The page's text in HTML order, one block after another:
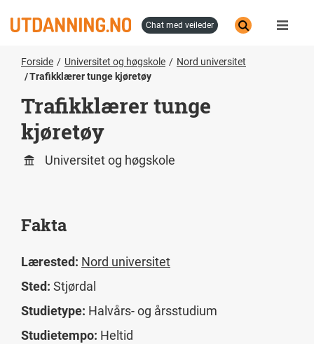
til
chat med veileder
Forside Universitet og høgskole
Nord universitet
Trafikklærer tunge kjøretøy
Trafikklærer tunge
kjøretøy
Universitet og høgskole
Fakta
Lærested: Nord universitet
Sted: Stjørdal
Studietype: Halvårs- og årsstudium
Studietempo: Heltid